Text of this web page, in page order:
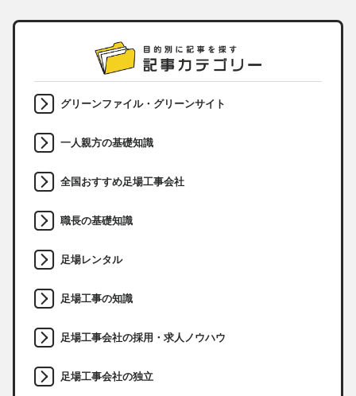
グリーンファイル・グリーンサイト
一人親方の基礎知識
全国おすすめ足場工事会社
職長の基礎知識
足場レンタル
足場工事の知識
足場工事会社の採用・求人ノウハウ
足場工事会社の独立